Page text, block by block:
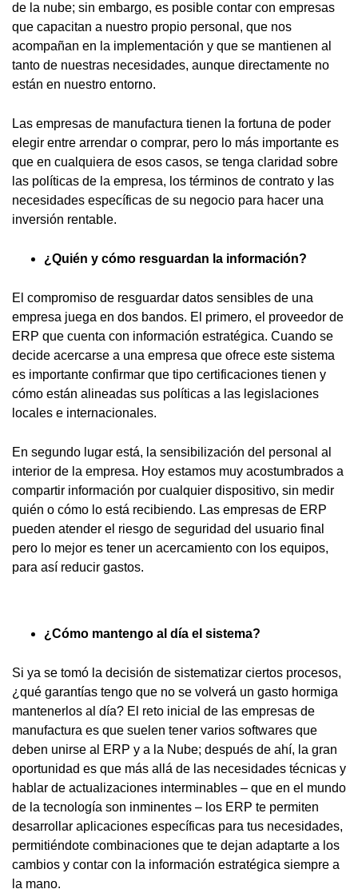
de la nube; sin embargo, es posible contar con empresas
que capacitan a nuestro propio personal, que nos
acompañan en la implementación y que se mantienen al
tanto de nuestras necesidades, aunque directamente no
están en nuestro entorno.
Las empresas de manufactura tienen la fortuna de poder
elegir entre arrendar o comprar, pero lo más importante es
que en cualquiera de esos casos, se tenga claridad sobre
las políticas de la empresa, los términos de contrato y las
necesidades específicas de su negocio para hacer una
inversión rentable.
¿Quién y cómo resguardan la información?
El compromiso de resguardar datos sensibles de una
empresa juega en dos bandos. El primero, el proveedor de
ERP que cuenta con información estratégica. Cuando se
decide acercarse a una empresa que ofrece este sistema
es importante confirmar que tipo certificaciones tienen y
cómo están alineadas sus políticas a las legislaciones
locales e internacionales.
En segundo lugar está, la sensibilización del personal al
interior de la empresa. Hoy estamos muy acostumbrados a
compartir información por cualquier dispositivo, sin medir
quién o cómo lo está recibiendo. Las empresas de ERP
pueden atender el riesgo de seguridad del usuario final
pero lo mejor es tener un acercamiento con los equipos,
para así reducir gastos.
¿Cómo mantengo al día el sistema?
Si ya se tomó la decisión de sistematizar ciertos procesos,
¿qué garantías tengo que no se volverá un gasto hormiga
mantenerlos al día? El reto inicial de las empresas de
manufactura es que suelen tener varios softwares que
deben unirse al ERP y a la Nube; después de ahí, la gran
oportunidad es que más allá de las necesidades técnicas y
hablar de actualizaciones interminables – que en el mundo
de la tecnología son inminentes – los ERP te permiten
desarrollar aplicaciones específicas para tus necesidades,
permitiéndote combinaciones que te dejan adaptarte a los
cambios y contar con la información estratégica siempre a
la mano.